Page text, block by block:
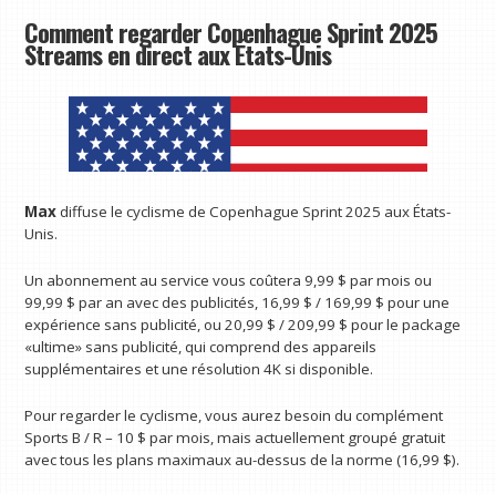
Comment regarder Copenhague Sprint 2025
Streams en direct aux États-Unis
Maxdiffuse le cyclisme de Copenhague Sprint 2025 aux États-
Unis.
Un abonnement au service vous coûtera 9,99 $ par mois ou
99,99 $ par an avec des publicités, 16,99 $ / 169,99 $ pour une
expérience sans publicité, ou 20,99 $ / 209,99 $ pour le package
«ultime» sans publicité, qui comprend des appareils
supplémentaires et une résolution 4K si disponible.
Pour regarder le cyclisme, vous aurez besoin du complément
Sports B / R – 10 $ par mois, mais actuellement groupé gratuit
avec tous les plans maximaux au-dessus de la norme (16,99 $).